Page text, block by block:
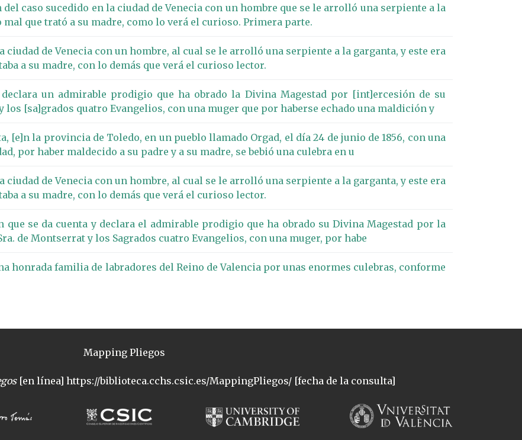
caso sucedido en la ciudad de Venecia con un hombre que se le arrolló una serpiente a la
que trató a su madre, como lo verá el curioso. Primera parte.
ciudad de Venecia con un hombre, al cual se le arrolló una serpiente a la garganta, y este era
a su madre, con lo demás que verá el curioso lector.
un admirable prodigio que ha obrado la Divina Magestad por [int]ercesión de su
los [sa]grados quatro Evangelios, con una muger que por haberse echado una maldición y
[e]n la provincia de Toledo, en un pueblo llamado Orgad, el día 24 de junio de 1856, con una
por haber maldecido a su padre y a su madre, se bebió una culebra en u
ciudad de Venecia con un hombre, al cual se le arrolló una serpiente a la garganta, y este era
a su madre, con lo demás que verá el curioso lector.
que se da cuenta y declara el admirable prodigio que ha obrado su Divina Magestad por la
de Montserrat y los Sagrados cuatro Evangelios, con una muger, por habe
honrada familia de labradores del Reino de Valencia por unas enormes culebras, conforme
Mapping Pliegos
[en línea] https://biblioteca.cchs.csic.es/MappingPliegos/ [fecha de la consulta]